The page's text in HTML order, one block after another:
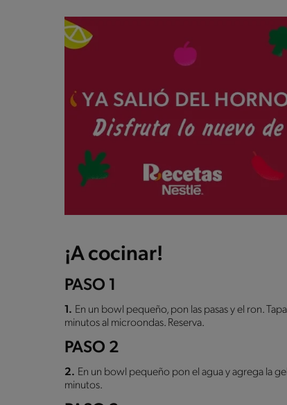
¡A cocinar!
PASO 1
1. En un bowl pequeño, pon las pasas y el ron.
minutos al microondas. Reserva.
PASO 2
2. En un bowl pequeño pon el agua y agrega la
minutos.